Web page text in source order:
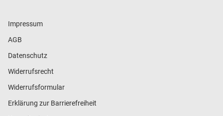
Impressum
AGB
Datenschutz
Widerrufsrecht
Widerrufsformular
Erklärung zur Barrierefreiheit